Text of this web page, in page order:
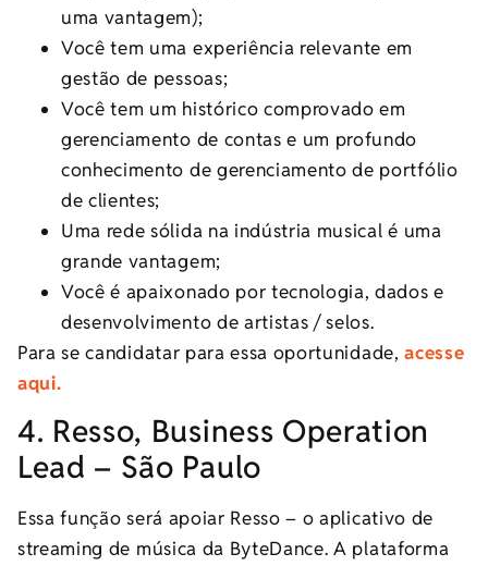
uma vantagem);
Você tem uma experiência relevante em
gestão de pessoas;
Você tem um histórico comprovado em
gerenciamento de contas e um profundo
conhecimento de gerenciamento de portfólio
de clientes;
Uma rede sólida na indústria musical é uma
grande vantagem;
Você é apaixonado por tecnologia, dados e
desenvolvimento de artistas / selos.
Para se candidatar para essa oportunidade,acesse
aqui.
4. Resso, Business Operation
Lead – São Paulo
Essa função será apoiar Resso – o aplicativo de
streaming de música da ByteDance. A plataforma